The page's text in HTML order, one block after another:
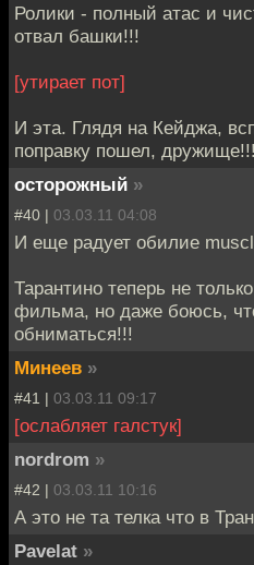
Ролики - полный атас и
отвал башки!!!
[утирает пот]
И эта. Глядя на Кейджа,
поправку пошел,
осторожный »
#40 | 03.03.11 04:08
И еще радует обилие
Тарантино теперь не
фильма, но даже боюсь,
обниматься!!!
Минеев »
#41 | 03.03.11 09:17
[ослабляет галстук]
nordrom »
#42 | 03.03.11 10:16
А это не та телка что в
Pavelat »